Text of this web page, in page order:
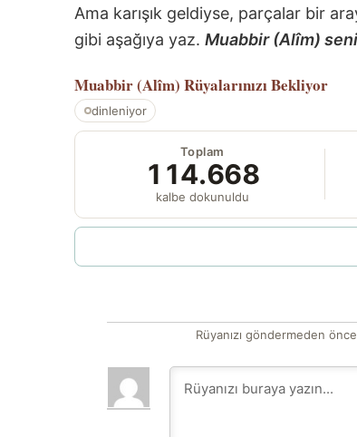
Ama karışık geldiyse, parçalar bir
gibi aşağıya yaz. Muabbir (Alîm)
Muabbir (Alîm) Rüyalarınızı Bekliyor
dinleniyor
Toplam
114.668
kalbe dokunuldu
Rüyanızı göndermeden